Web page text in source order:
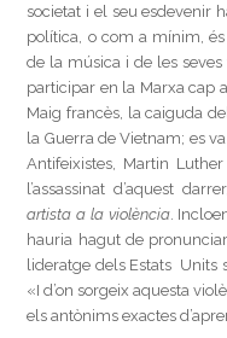
societat i el seu esdevenir
política, o com a mínim,
de la música i de les
participar en la Marxa cap
Maig francès, la caiguda
la Guerra de Vietnam; es
Antifeixistes, Martin
l’assassinat d’aquest
artista a la violència.
hauria hagut de
lideratge dels Estats Units
«I d’on sorgeix aquesta
els antònims exactes